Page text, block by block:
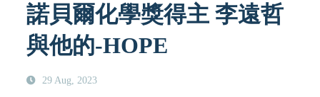
諾貝爾化學獎得主 李遠哲
與他的-HOPE
29 Aug, 2023